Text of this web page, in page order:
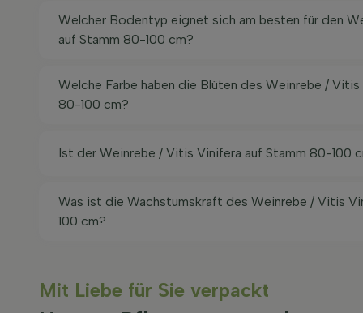
Welcher Bodentyp eignet sich am besten für den
auf Stamm 80-100 cm?
Welche Farbe haben die Blüten des Weinrebe /
80-100 cm?
Ist der Weinrebe / Vitis Vinifera auf Stamm 80-100
Was ist die Wachstumskraft des Weinrebe / Vitis
100 cm?
Mit Liebe für Sie verpackt